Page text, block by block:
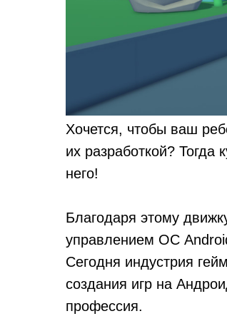
Хочется, чтобы ваш
их разработкой?
него!
Благодаря этому
управлением ОС
Сегодня индустрия
создания игр на
профессия.